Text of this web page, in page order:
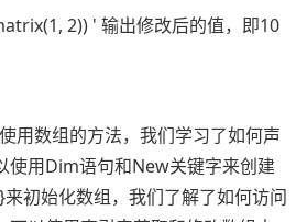
2)) ' 输出修改后的值，即10
用数组的方法，我们学习了如何声
使用Dim语句和New关键字来创建
初始化数组，我们了解了如何访问